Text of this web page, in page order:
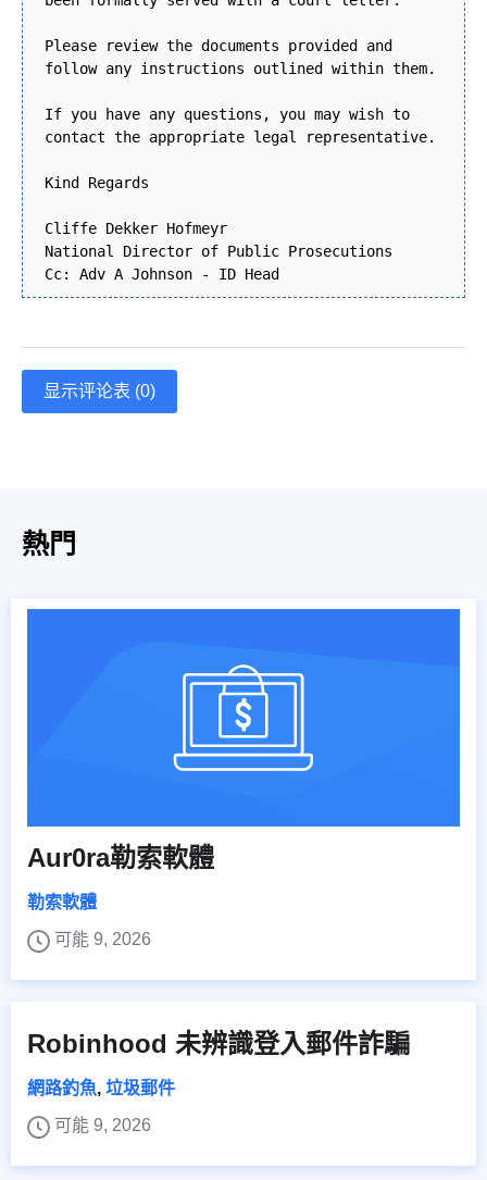
Please review the documents provided and
follow any instructions outlined within them.
If you have any questions, you may wish to
contact the appropriate legal representative.
Kind Regards
Cliffe Dekker Hofmeyr
National Director of Public Prosecutions
Cc: Adv A Johnson - ID Head
显示评论表 (0)
熱門
Aur0ra勒索軟體
勒索軟體
可能 9, 2026
Robinhood 未辨識登入郵件詐騙
網路釣魚, 垃圾郵件
可能 9, 2026